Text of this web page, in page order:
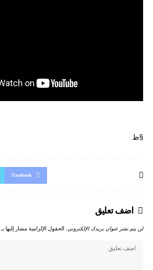
§ظ
Facebook
اضف تعليق
لن يتم نشر عنوان بريدك الإلكتروني. الحقول الإلزامية مشار إليها بـ